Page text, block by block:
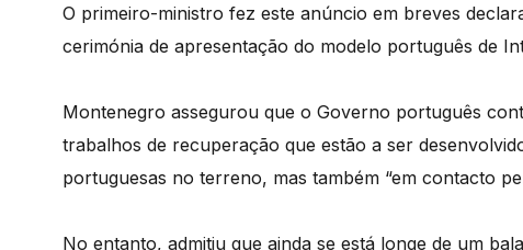
O primeiro-ministro fez este anúncio em breves
cerimónia de apresentação do modelo português de
Montenegro assegurou que o Governo português
trabalhos de recuperação que estão a ser
portuguesas no terreno, mas também “em contacto
No entanto, admitiu que ainda se está longe de um